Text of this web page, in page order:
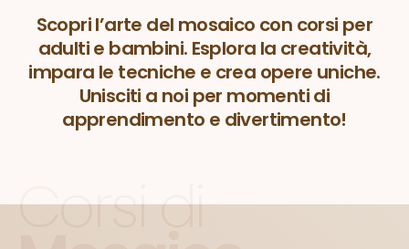
Scopri l’arte del mosaico con corsi per
adulti e bambini. Esplora la creatività,
impara le tecniche e crea opere uniche.
Unisciti a noi per momenti di
apprendimento e divertimento!
Corsi di